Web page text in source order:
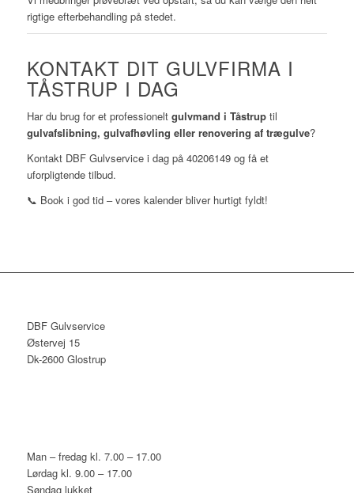
rigtige efterbehandling på stedet.
KONTAKT DIT GULVFIRMA I
TÅSTRUP I DAG
Har du brug for et professionelt gulvmand i Tåstruptil
gulvafslibning, gulvafhøvling eller renovering af trægulve?
Kontakt DBF Gulvservice i dag på 40206149 og få et
uforpligtende tilbud.
📞 Book i god tid – vores kalender bliver hurtigt fyldt!
DBF Gulvservice
Østervej 15
Dk-2600 Glostrup
Man – fredag kl. 7.00 – 17.00
Lørdag kl. 9.00 – 17.00
Søndag lukket